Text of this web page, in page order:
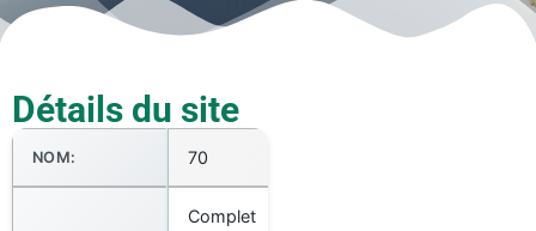
Détails du site
NOM: 70
Complet